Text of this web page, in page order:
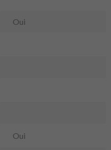
Oui
Oui